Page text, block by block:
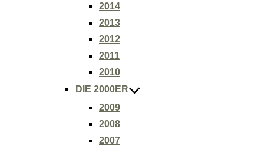
2014
2013
2012
2011
2010
DIE 2000ER
2009
2008
2007